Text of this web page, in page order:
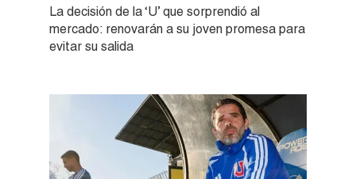
La decisión de la ‘U’ que sorprendió al
mercado: renovarán a su joven promesa para
evitar su salida